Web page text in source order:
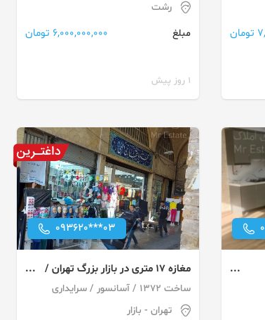
رشت
مبلغ
6,000,000,000 تومان
1 روز پیش
093620***03
مغازه ۱۷ متری در بازار بزرگ تهران /
با ملکیت کامل / قابل معاوضه
ساخت 1372 / آسانسور / سرایداری
تهران- بازار